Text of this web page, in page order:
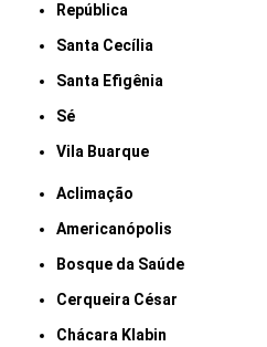
República
Santa Cecília
Santa Efigênia
Sé
Vila Buarque
Aclimação
Americanópolis
Bosque da Saúde
Cerqueira César
Chácara Klabin